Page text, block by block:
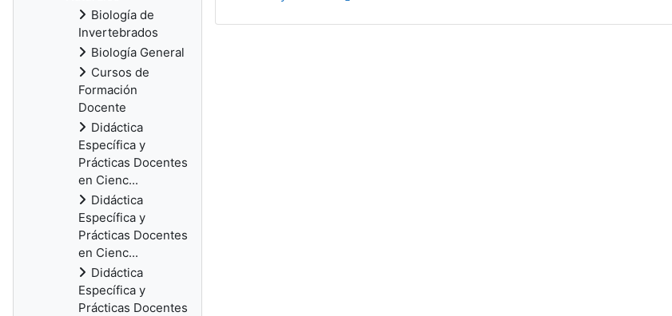
Biología de
Invertebrados
Biología General
Cursos de
Formación
Docente
Didáctica
Específica y
Prácticas Docentes
en Cienc...
Didáctica
Específica y
Prácticas Docentes
en Cienc...
Didáctica
Específica y
Prácticas Docentes